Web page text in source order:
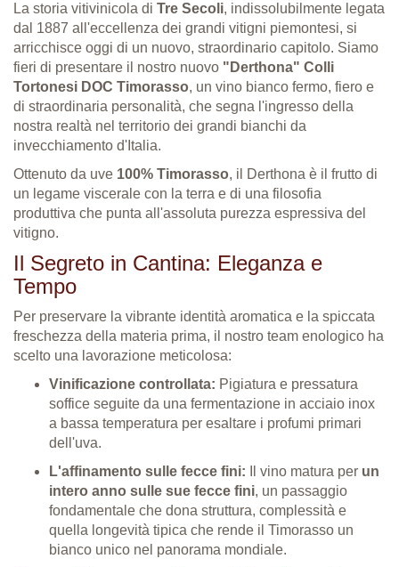
La storia vitivinicola di Tre Secoli, indissolubilmente legata
dal 1887 all'eccellenza dei grandi vitigni piemontesi, si
arricchisce oggi di un nuovo, straordinario capitolo. Siamo
fieri di presentare il nostro nuovo "Derthona" Colli
Tortonesi DOC Timorasso, un vino bianco fermo, fiero e
di straordinaria personalità, che segna l'ingresso della
nostra realtà nel territorio dei grandi bianchi da
invecchiamento d'Italia.
Ottenuto da uve 100% Timorasso, il Derthona è il frutto di
un legame viscerale con la terra e di una filosofia
produttiva che punta all'assoluta purezza espressiva del
vitigno.
Il Segreto in Cantina: Eleganza e
Tempo
Per preservare la vibrante identità aromatica e la spiccata
freschezza della materia prima, il nostro team enologico ha
scelto una lavorazione meticolosa:
Vinificazione controllata: Pigiatura e pressatura
soffice seguite da una fermentazione in acciaio inox
a bassa temperatura per esaltare i profumi primari
dell'uva.
L'affinamento sulle fecce fini: Il vino matura per un
intero anno sulle sue fecce fini, un passaggio
fondamentale che dona struttura, complessità e
quella longevità tipica che rende il Timorasso un
bianco unico nel panorama mondiale.